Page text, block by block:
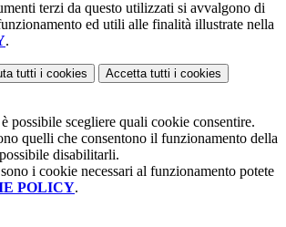
terzi da questo utilizzati si avvalgono di
ed utili alle finalità illustrate nella
.
tutti i cookies Accetta tutti i cookies
possibile scegliere quali cookie consentire.
quelli che consentono il funzionamento della
disabilitarli.
i cookie necessari al funzionamento potete
POLICY.